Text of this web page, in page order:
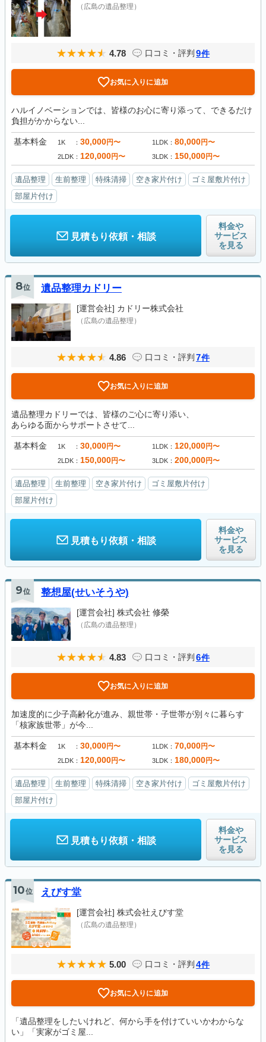
（広島の遺品整理）
4.78 口コミ・評判 9件
お気に入りに追加
ハルイノベーションでは、皆様のお心に寄り添って、できるだけ
負担がかからない...
基本料金 1K 30,000円〜 1LDK 80,000円〜
2LDK 120,000円〜 3LDK 150,000円〜
遺品整理 生前整理 特殊清掃 空き家片付け
ゴミ屋敷片付け
部屋片付け
見積もり依頼・相談
料金や
サービス
を見る
8位 遺品整理カドリー
[運営会社] カドリー株式会社
（広島の遺品整理）
4.86 口コミ・評判 7件
お気に入りに追加
遺品整理カドリーでは、皆様のご心に寄り添い、
あらゆる面からサポートさせて...
基本料金 1K 30,000円〜 1LDK 120,000円〜
2LDK 150,000円〜 3LDK 200,000円〜
遺品整理 生前整理 空き家片付け
ゴミ屋敷片付け
部屋片付け
見積もり依頼・相談
料金や
サービス
を見る
9位 整想屋(せいそうや)
[運営会社] 株式会社 修榮
（広島の遺品整理）
4.83 口コミ・評判 6件
お気に入りに追加
加速度的に少子高齢化が進み、親世帯・子世帯が別々に暮らす
「核家族世帯」が今...
基本料金 1K 30,000円〜 1LDK 70,000円〜
2LDK 120,000円〜 3LDK 180,000円〜
遺品整理 生前整理 特殊清掃 空き家片付け
ゴミ屋敷片付け
部屋片付け
見積もり依頼・相談
料金や
サービス
を見る
10位 えびす堂
[運営会社] 株式会社えびす堂
（広島の遺品整理）
5.00 口コミ・評判 4件
お気に入りに追加
「遺品整理をしたいけれど、何から手を付けていいかわからな
い」「実家がゴミ屋...